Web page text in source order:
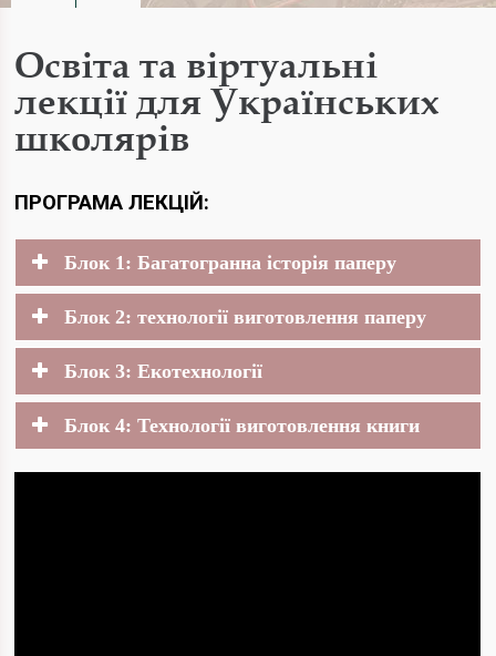
Освіта та віртуальні
лекції для Українських
школярів
ПРОГРАМА ЛЕКЦІЙ:
Блок 1: Багатогранна історія паперу
Блок 2: технології виготовлення паперу
Блок 3: Екотехнології
Блок 4: Технології виготовлення книги